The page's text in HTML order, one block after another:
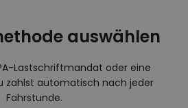
auswählen
Lastschriftmandat oder eine
zahlst automatisch nach jeder
Fahrstunde.